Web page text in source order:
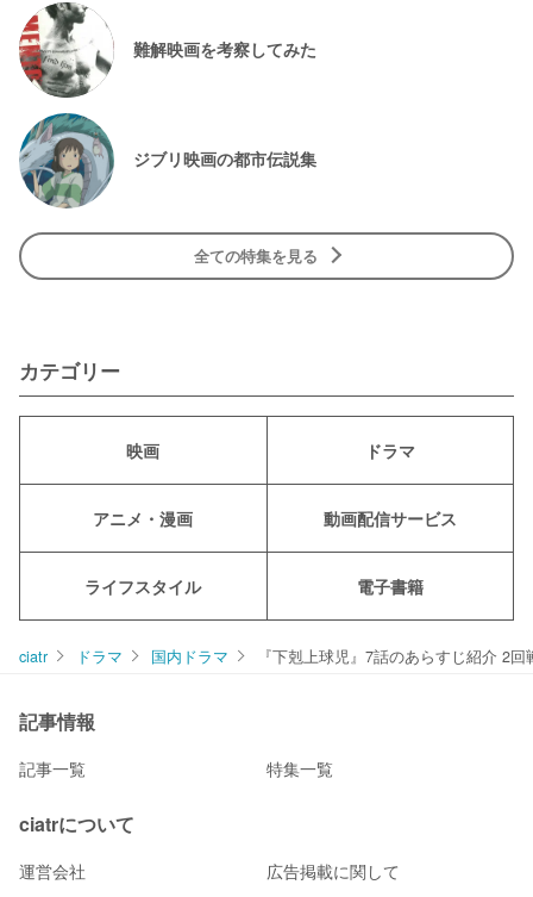
難解映画を考察してみた
ジブリ映画の都市伝説集
全ての特集を見る
カテゴリー
映画 ドラマ
アニメ・漫画 動画配信サービス
ライフスタイル 電子書籍
ciatr ドラマ 国内ドラマ 『下剋上球児』7話のあらすじ紹介 2
記事情報
記事一覧 特集一覧
ciatrについて
運営会社
広告掲載に関して